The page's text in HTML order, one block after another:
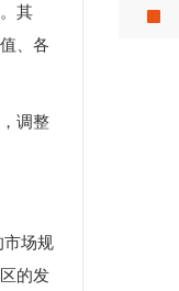
其
、各
调整
市场规
的发